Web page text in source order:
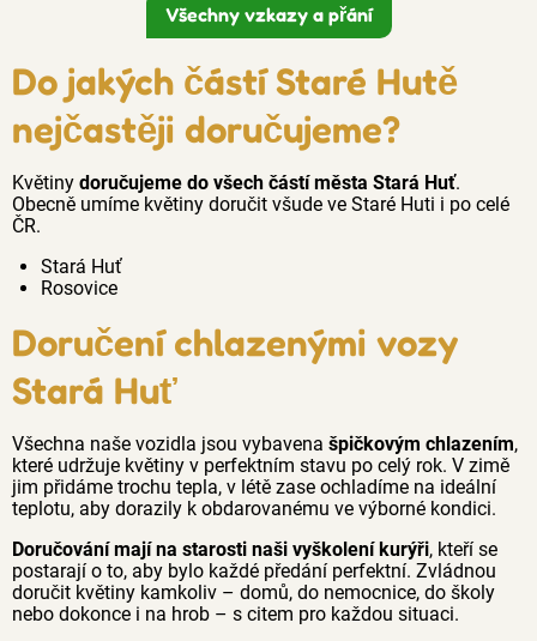
Všechny vzkazy a přání
Do jakých částí Staré Hutě
nejčastěji doručujeme?
Květiny doručujeme do všech částí města Stará Huť.
Obecně umíme květiny doručit všude ve Staré Huti i po celé
ČR.
Stará Huť
Rosovice
Doručení chlazenými vozy
Stará Huť
Všechna naše vozidla jsou vybavena špičkovým chlazením,
které udržuje květiny v perfektním stavu po celý rok. V zimě
jim přidáme trochu tepla, v létě zase ochladíme na ideální
teplotu, aby dorazily k obdarovanému ve výborné kondici.
Doručování mají na starosti naši vyškolení kurýři, kteří se
postarají o to, aby bylo každé předání perfektní. Zvládnou
doručit květiny kamkoliv – domů, do nemocnice, do školy
nebo dokonce i na hrob – s citem pro každou situaci.